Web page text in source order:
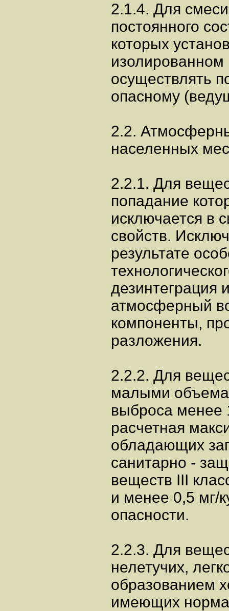
2.1.4. Для смеси
постоянного
которых
изолированном
осуществлять
опасному
2.2.
населенных
2.2.1. Для
попадание
исключается в
свойств.
результате
дезинтеграция
атмосферный
компоненты,
разложения.
2.2.2. Для
малыми
выброса менее
расчетная
обладающих
санитарно -
веществ III
и менее 0,5 мг/
опасности.
2.2.3. Для
нелетучих,
образованием
имеющих